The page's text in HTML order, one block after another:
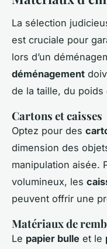
La sélection
est cruciale pour
lors d’un
déménagement
de la taille, du
Cartons et caisses
Optez pour des
dimension des
manipulation aisée.
volumineux, les
peuvent offrir une
Matériaux de
Le papier bulle et le